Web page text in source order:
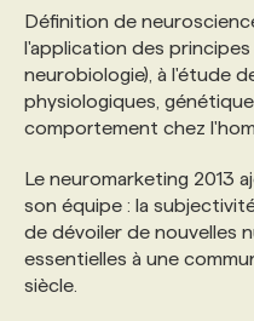
Définition de
l'application des
neurobiologie), à l'étude
physiologiques,
comportement chez
Le neuromarketing 2013
son équipe : la
de dévoiler de nouvelles
essentielles à une
siècle.